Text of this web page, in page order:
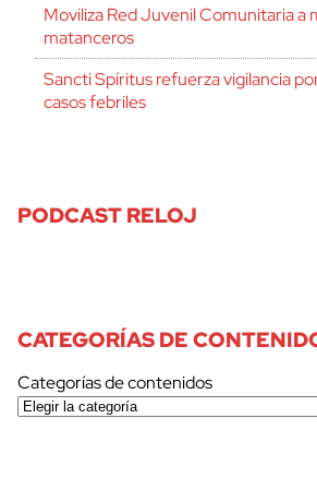
Moviliza Red Juvenil Comunitaria a
matanceros
Sancti Spíritus refuerza vigilancia
casos febriles
PODCAST RELOJ
CATEGORÍAS DE
Categorías de contenidos